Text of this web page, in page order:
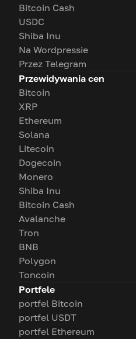
Bitcoin Cash
USDC
Shiba Inu
Na Wordpressie
Przez Telegram
Przewidywania cen
Bitcoin
XRP
Ethereum
Solana
Litecoin
Dogecoin
Monero
Shiba Inu
Bitcoin Cash
Avalanche
Tron
BNB
Polygon
Toncoin
Portfele
portfel Bitcoin
portfel USDT
portfel Ethereum